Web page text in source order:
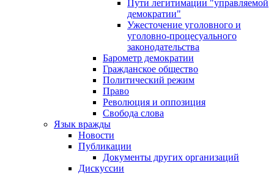
Пути легитимации "управляемой
демократии"
Ужесточение уголовного и
уголовно-процесуального
законодательства
Барометр демократии
Гражданское общество
Политический режим
Право
Революция и оппозиция
Свобода слова
Язык вражды
Новости
Публикации
Документы других организаций
Дискуссии